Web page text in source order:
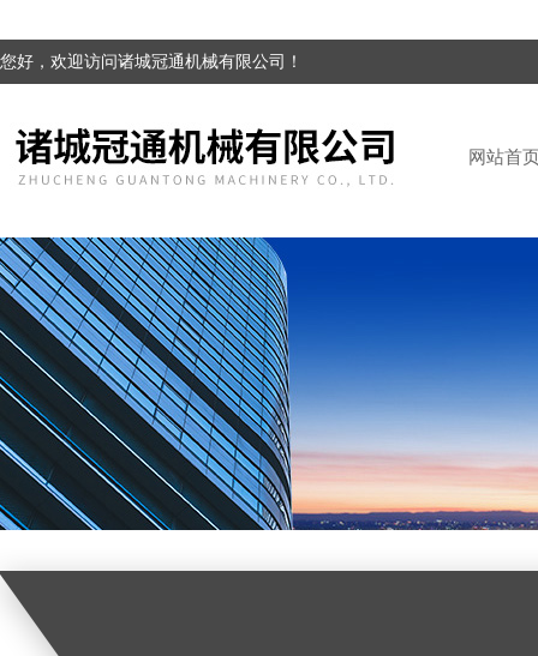
您好，欢迎访问诸城冠通机械有限公司！
网站首